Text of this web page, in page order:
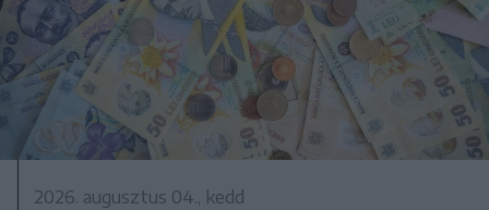
2026. augusztus 04., kedd